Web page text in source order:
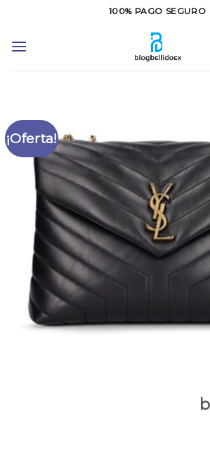
contenido
100% PAGO SEGURO
¡Oferta!